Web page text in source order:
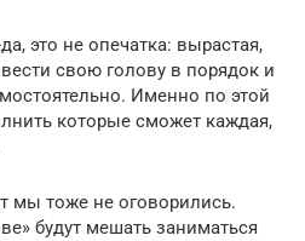
это не опечатка: вырастая,
свою голову в порядок и
Именно по этой
которые сможет каждая,
мы тоже не оговорились.
будут мешать заниматься